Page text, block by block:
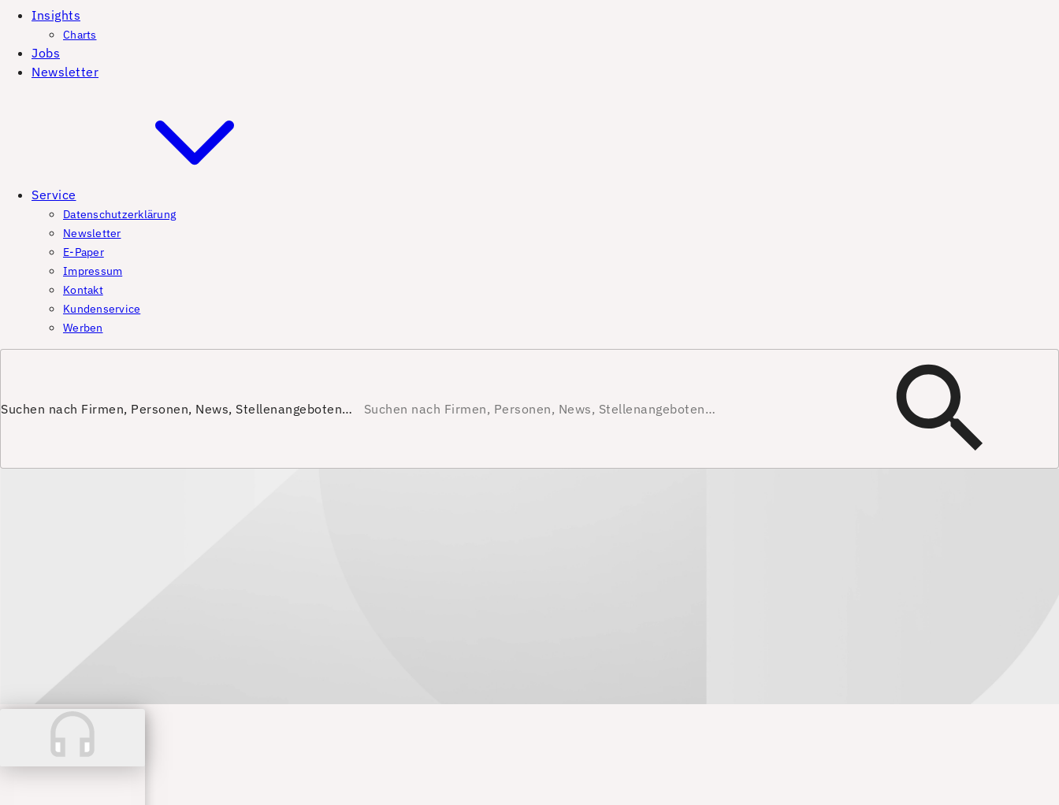
Insights
Charts
Jobs
Newsletter
Service
Datenschutzerklärung
Newsletter
E-Paper
Impressum
Kontakt
Kundenservice
Werben
Suchen nach Firmen, Personen, News, Stellenangeboten…